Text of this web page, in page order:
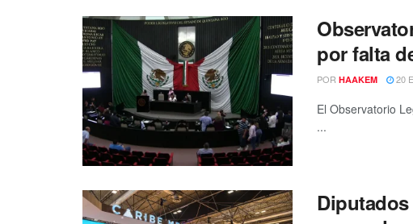
por falta
POR HAAKEM 20
El Observatorio
...